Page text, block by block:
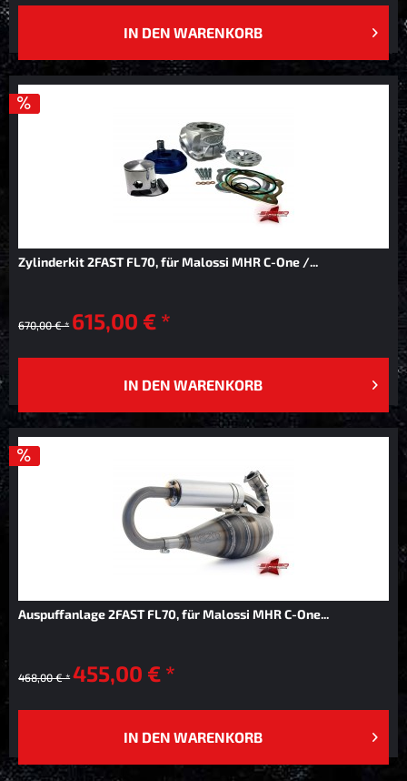
IN DEN WARENKORB
Zylinderkit 2FAST FL70, für Malossi MHR C-One /...
670,00 € * 615,00 € *
IN DEN WARENKORB
Auspuffanlage 2FAST FL70, für Malossi MHR C-One...
468,00 € * 455,00 € *
IN DEN WARENKORB